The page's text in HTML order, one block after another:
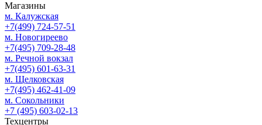
Магазины
м. Калужская
+7(499) 724-57-51
м. Новогиреево
+7(495) 709-28-48
м. Речной вокзал
+7(495) 601-63-31
м. Щелковская
+7(495) 462-41-09
м. Сокольники
+7 (495) 603-02-13
Техцентры